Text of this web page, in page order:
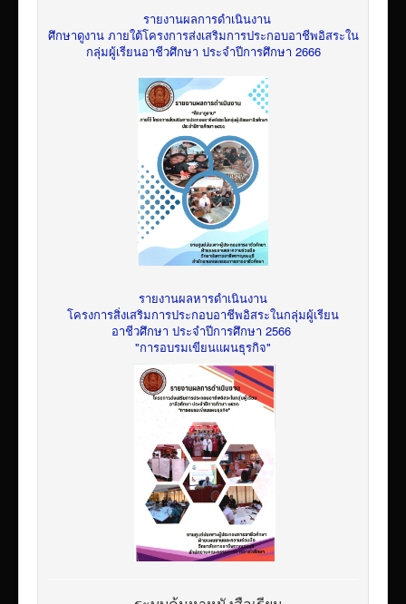
รายงานผลการดำเนินงาน
ศึกษาดูงาน ภายใต้โครงการส่งเสริมการประกอบอาชีพอิสระใน
กลุ่มผู้เรียนอาชีวศึกษา ประจำปีการศึกษา 2666
รายงานผลหารดำเนินงาน
โครงการสิ่งเสริมการประกอบอาชีพอิสระในกลุ่มผู้เรียน
อาชีวศึกษา ประจำปีการศึกษา 2566
"การอบรมเขียนแผนธุรกิจ"